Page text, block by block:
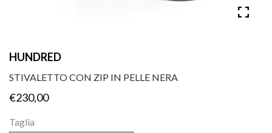
HUNDRED
STIVALETTO CON ZIP IN PELLE NERA
€230,00
Taglia